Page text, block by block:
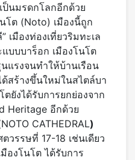
ป็นมรดกโลกอีกด้วย
โต (Noto) เมืองนี้ถูก
เมืองท่องเที่ยวริมทะเล
บบบาร็อก เมืองโนโต
แรงจนทำให้บ้านเรือน
สร้างขึ้นใหม่ในสไตล์บา
ยังได้รับการยกย่องจาก
Heritage อีกด้วย
CATHEDRAL)
วรรษที่ 17-18 เช่นเดียว
องโนโต ได้รับการ